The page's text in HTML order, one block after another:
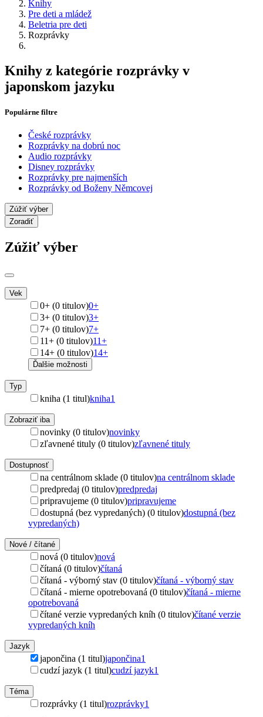
Knihy
Pre deti a mládež
Beletria pre deti
Rozprávky
Knihy z kategórie rozprávky v
japonskom jazyku
Populárne filtre
České rozprávky
Rozprávky na dobrú noc
Audio rozprávky
Disney rozprávky
Rozprávky pre najmenších
Rozprávky od Boženy Němcovej
Zúžiť výber
Zoradiť
Zúžiť výber
Vek
0+ (0 titulov)0+
3+ (0 titulov)3+
7+ (0 titulov)7+
11+ (0 titulov)11+
14+ (0 titulov)14+
Ďalšie možnosti
Typ
kniha (1 titul)kniha1
Zobraziť iba
novinky (0 titulov)novinky
zľavnené tituly (0 titulov)zľavnené tituly
Dostupnosť
na centrálnom sklade (0 titulov)na centrálnom sklade
predpredaj (0 titulov)predpredaj
pripravujeme (0 titulov)pripravujeme
dostupná (bez vypredaných) (0 titulov)dostupná (bez
vypredaných)
Nové / čítané
nová (0 titulov)nová
čítaná (0 titulov)čítaná
čítaná - výborný stav (0 titulov)čítaná - výborný stav
čítaná - mierne opotrebovaná (0 titulov)čítaná - mierne
opotrebovaná
čítané verzie vypredaných kníh (0 titulov)čítané verzie
vypredaných kníh
Jazyk
japončina (1 titul)japončina1
cudzí jazyk (1 titul)cudzí jazyk1
Téma
rozprávky (1 titul)rozprávky1